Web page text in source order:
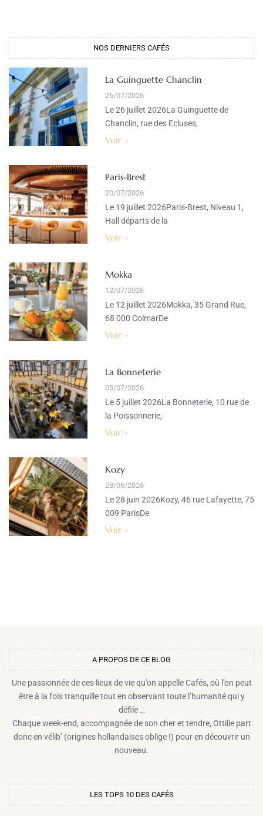
NOS DERNIERS CAFÉS​
La Guinguette Chanclin
26/07/2026
Le 26 juillet 2026La Guinguette de
Chanclin, rue des Ecluses,
Voir »
Paris-Brest
20/07/2026
Le 19 juillet 2026Paris-Brest, Niveau 1,
Hall départs de la
Voir »
Mokka
12/07/2026
Le 12 juillet 2026Mokka, 35 Grand Rue,
68 000 ColmarDe
Voir »
La Bonneterie
05/07/2026
Le 5 juillet 2026La Bonneterie, 10 rue de
la Poissonnerie,
Voir »
Kozy
28/06/2026
Le 28 juin 2026Kozy, 46 rue Lafayette, 75
009 ParisDe
Voir »
A PROPOS DE CE BLOG​
Une passionnée de ces lieux de vie qu’on appelle Cafés, où l’on peut
être à la fois tranquille tout en observant toute l’humanité qui y
défile …
Chaque week-end, accompagnée de son cher et tendre, Ottilie part
donc en vélib’ (origines hollandaises oblige !) pour en découvrir un
nouveau.
LES TOPS 10 DES CAFÉS